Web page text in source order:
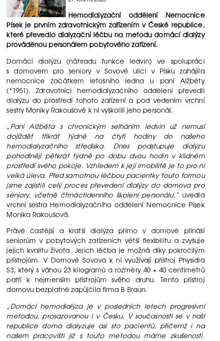
Hemodialyzační oddělení Nemocnice
Písek je prvním zdravotnickým zařízením v České republice,
které převedlo dialyzační léčbu na metodu domácí dialýzy
prováděnou personálem pobytového zařízení.
Domácí dialýzu (náhradu funkce ledvin) ve spolupráci
s domovem pro seniory v Sovově ulici v Písku zahájila
nemocnice začátkem letošního ledna u paní Alžběty
(*1951). Zdravotníci hemodialyzačního oddělení převedli
dialýzu do prostředí tohoto zařízení a pod vedením vrchní
sestry Moniky Rakoušové k ní vyškolili jeho personál.
„Paní Alžběta s chronickým selháním ledvin už nemusí
dojíždět třikrát týdně na čtyři hodiny do našeho
hemodialyzačního střediska. Dnes podstupuje dialýzu
pohodlněji pětkrát týdně po dobu dvou hodin v klidném
prostředí svého pokoje. Vzhledem k její imobilitě je to pro ni
velká úleva. Před samotnou léčbou pacientky touto formou
jsme zajistili celý proces převedení dialýzy do domova pro
seniory, včetně čtrnáctidenního školení personálu,“uvedla
vrchní sestra Hemodialyzačního oddělení Nemocnice Písek
Monika Rakoušová.
Právě častější a kratší dialýza přímo v domově přináší
seniorům v pobytových zařízeních větší flexibilitu a zvyšuje
jejich kvalitu života. Jejich léčba je možná díky pokročilým
přístrojům. V Domově Sovova k ní využívají přístroj Physidia
S3, který s váhou 23 kilogramů a rozměry 40 × 40 centimetrů
patří k nejmenším přístrojům svého druhu. Tento přístroj
domovu bezplatně zapůjčila firma B Braun.
„Domácí hemodialýza je v posledních letech progresivní
metodou, prosazovanou i v Česku. V současnosti se v naší
republice doma dialyzuje asi sto pacientů, přičemž i na
našem pracovišti již s touto metodou máme zkušenosti.